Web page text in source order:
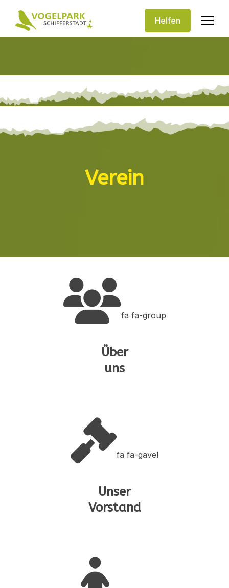
Helfen
Verein
fa fa-group
Über
uns
fa fa-gavel
Unser
Vorstand